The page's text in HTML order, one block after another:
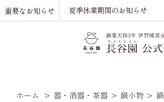
重要なお知らせ 夏季休業期間のお知らせ
ホーム > 器・酒器・茶器 > 鍋小物 >